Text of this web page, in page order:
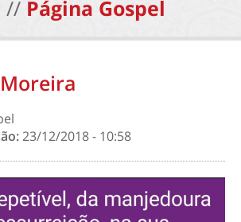
// Página Gospel
23/12/2018 - 10:58